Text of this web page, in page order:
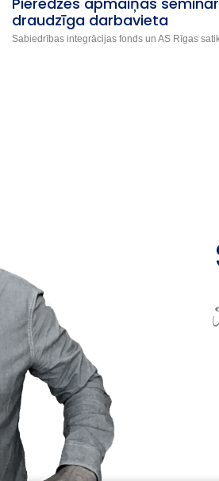
draudzīga darbavieta
Sabiedrības integrācijas fonds un AS Rīgas